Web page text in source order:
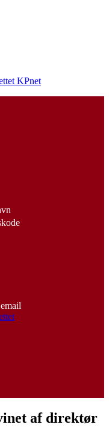
KPnet
af direktør